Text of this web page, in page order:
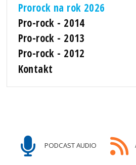
Prorock na rok 2026
Pro-rock - 2014
Pro-rock - 2013
Pro-rock - 2012
Kontakt
PODCAST AUDIO